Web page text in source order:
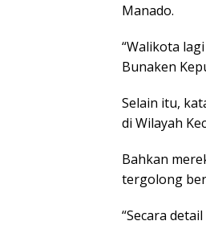
Manado.
“Walikota
Bunaken
Selain itu,
di Wilayah
Bahkan
tergolong
“Secara